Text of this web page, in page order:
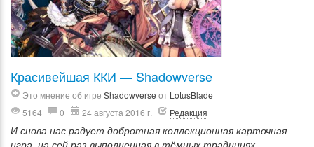
Красивейшая ККИ — Shadowverse
Это мнение об игре Shadowverse от LotusBlade
5164
0 24 августа 2016 г. Редакция
И снова нас радует добротная коллекционная карточная
игра, на сей раз выполненная в тёмных традициях